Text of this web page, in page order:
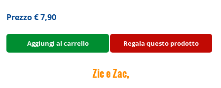
Prezzo € 7,90
Aggiungi al carrello Regala questo prodotto
Zic e Zac,